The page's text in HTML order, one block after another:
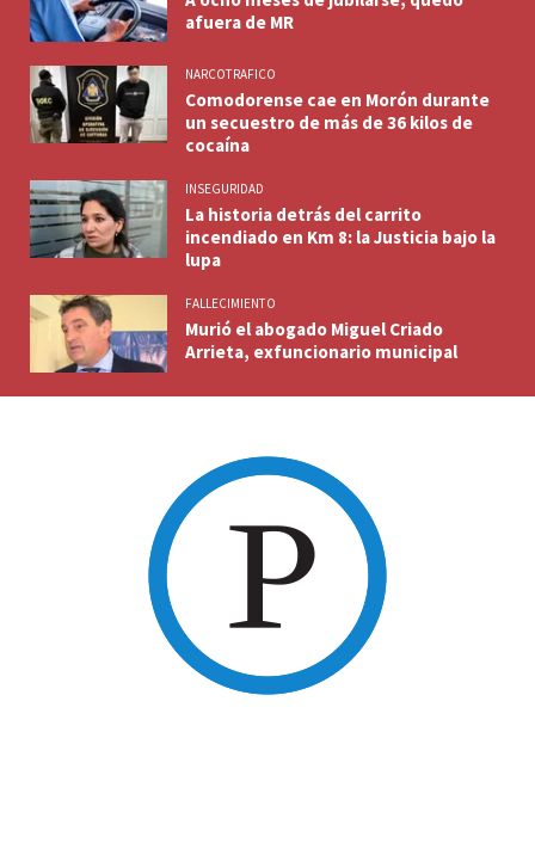
afuera de MR
NARCOTRAFICO
Comodorense cae en Morón durante
un secuestro de más de 36 kilos de
cocaína
INSEGURIDAD
La historia detrás del carrito
incendiado en Km 8: la Justicia bajo la
lupa
FALLECIMIENTO
Murió el abogado Miguel Criado
Arrieta, exfuncionario municipal